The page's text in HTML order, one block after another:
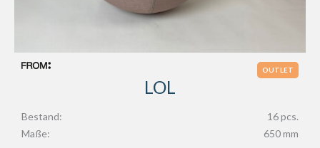
OUTLET
LOL
Bestand:
16 pcs.
Maße:
650 mm